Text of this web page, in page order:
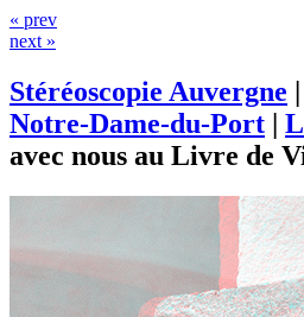
« prev
next »
Stéréoscopie Auvergne |
Notre-Dame-du-Port |
avec nous au Livre de